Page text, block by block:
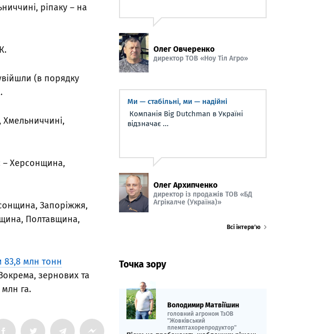
ріпаку – на
(в порядку
Хмельниччині,
– Херсонщина,
Запоріжжя,
Полтавщина,
83,8 млн тонн
зернових та
га.
Олег Овчеренко
директор ТОВ «Ноу Тіл Агро»
Ми — стабільні, ми — надійні
Компанія Big Dutchman в Україні
відзначає ...
Олег Архипченко
директор із продажів ТОВ «БД
Агрікалче (Україна)»
Всі інтерв’ю
Точка зору
Володимир Матвіїшин
головний агроном ТзОВ
"Жовківський
племптахорепродуктор"